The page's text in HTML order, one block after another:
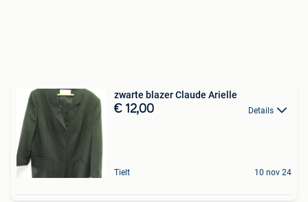
zwarte blazer Claude Arielle
€ 12,00 Details
Tielt 10 nov 24